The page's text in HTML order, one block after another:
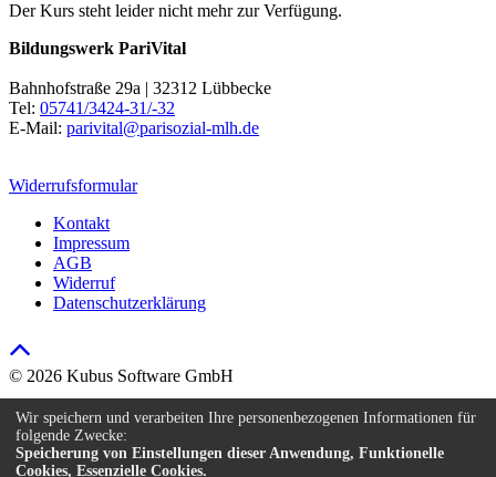
Der Kurs steht leider nicht mehr zur Verfügung.
Bildungswerk PariVital
Bahnhofstraße 29a | 32312 Lübbecke
Tel: 05741/3424-31/-32
E-Mail: parivital@parisozial-mlh.de
Widerrufsformular
Kontakt
Impressum
AGB
Widerruf
Datenschutzerklärung
© 2026 Kubus Software GmbH
Kontakt
Impressum
AGB
Widerruf
Wir speichern und verarbeiten Ihre personenbezogenen Informationen für
folgende Zwecke:
Speicherung von Einstellungen dieser Anwendung, Funktionelle
Cookies, Essenzielle Cookies.